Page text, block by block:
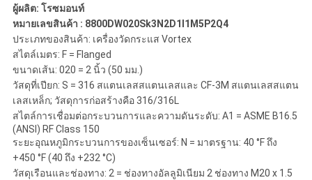
ผู้ผลิต: โรซมอนท์
หมายเลขสินค้า : 8800DW020Sk3N2D1I1M5P2Q4
ประเภทของสินค้า: เครื่องวัดกระแส Vortex
สไตล์เมตร: F = Flanged
ขนาดเส้น: 020 = 2 นิ้ว (50 มม.)
วัสดุที่เปียก: S = 316 สแตนเลสสแตนเลสและ CF-3M สแตนเลสสแตน
เลสเหล็ก; วัสดุการก่อสร้างคือ 316/316L
สไตล์การเชื่อมต่อกระบวนการและความดันระดับ: A1 = ASME B16.5
(ANSI) RF Class 150
ระยะอุณหภูมิกระบวนการของเซ็นเซอร์: N = มาตรฐาน: 40 °F ถึง
+450 °F (40 ถึง +232 °C)
วัสดุเรือนและช่องทาง: 2 = ช่องทางอัลลูมิเนียม 2 ช่องทาง M20 x 1.5